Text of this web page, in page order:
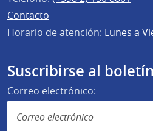
Contacto
Horario de atención: Lunes a
Suscribirse al boletín
Correo electrónico: